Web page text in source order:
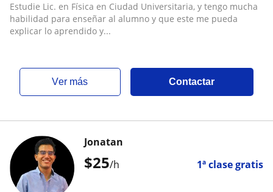
Estudie Lic. en Física en Ciudad Universitaria, y tengo mucha
habilidad para enseñar al alumno y que este me pueda
explicar lo aprendido y...
ver más Contactar
$25/h 1ª clase gratis
Jonatan